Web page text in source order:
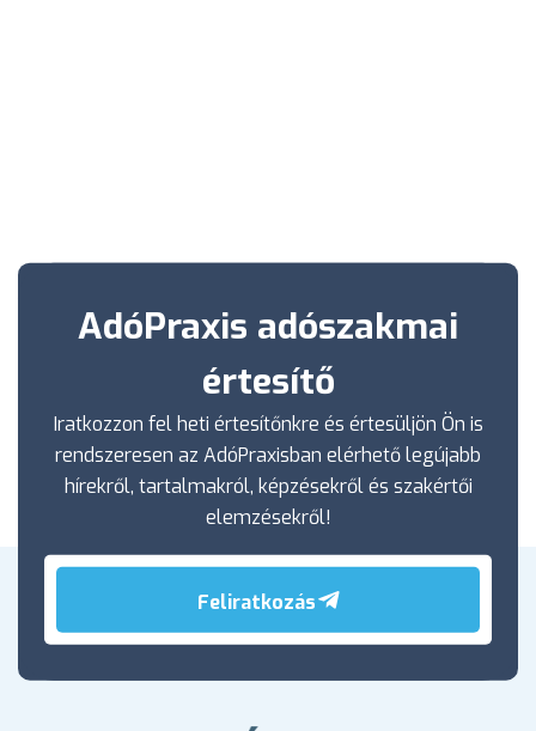
AdóPraxis adószakmai
értesítő
Iratkozzon fel heti értesítőnkre és értesüljön Ön is
rendszeresen az AdóPraxisban elérhető legújabb
hírekről, tartalmakról, képzésekről és szakértői
elemzésekről!
Feliratkozás